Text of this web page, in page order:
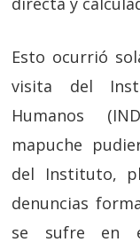
Esto ocurrió
visita del
Humanos
mapuche
del Instituto,
denuncias
se sufre en